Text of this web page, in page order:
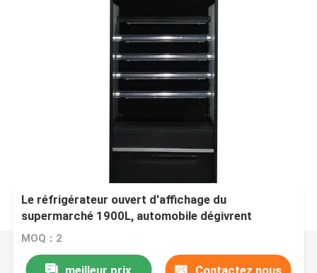
Le réfrigérateur ouvert d'affichage du
supermarché 1900L, automobile dégivrent
l'étalage commercial de réfrigérateur
MOQ：2
meilleur prix Contactez nous